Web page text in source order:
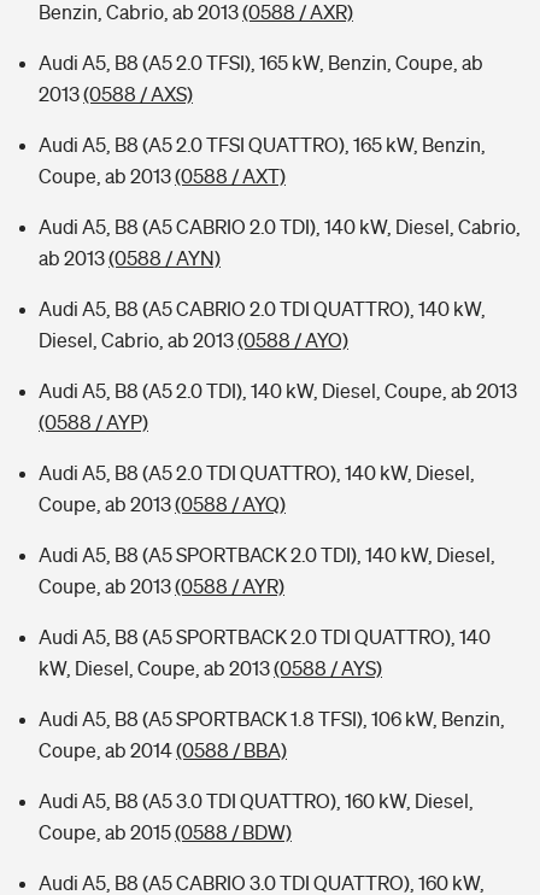
Benzin, Cabrio, ab 2013(0588 / AXR)
Audi A5, B8 (A5 2.0 TFSI), 165 kW, Benzin, Coupe, ab
2013(0588 / AXS)
Audi A5, B8 (A5 2.0 TFSI QUATTRO), 165 kW, Benzin,
Coupe, ab 2013(0588 / AXT)
Audi A5, B8 (A5 CABRIO 2.0 TDI), 140 kW, Diesel, Cabrio,
ab 2013(0588 / AYN)
Audi A5, B8 (A5 CABRIO 2.0 TDI QUATTRO), 140 kW,
Diesel, Cabrio, ab 2013(0588 / AYO)
Audi A5, B8 (A5 2.0 TDI), 140 kW, Diesel, Coupe, ab 2013
(0588 / AYP)
Audi A5, B8 (A5 2.0 TDI QUATTRO), 140 kW, Diesel,
Coupe, ab 2013(0588 / AYQ)
Audi A5, B8 (A5 SPORTBACK 2.0 TDI), 140 kW, Diesel,
Coupe, ab 2013(0588 / AYR)
Audi A5, B8 (A5 SPORTBACK 2.0 TDI QUATTRO), 140
kW, Diesel, Coupe, ab 2013(0588 / AYS)
Audi A5, B8 (A5 SPORTBACK 1.8 TFSI), 106 kW, Benzin,
Coupe, ab 2014(0588 / BBA)
Audi A5, B8 (A5 3.0 TDI QUATTRO), 160 kW, Diesel,
Coupe, ab 2015(0588 / BDW)
Audi A5, B8 (A5 CABRIO 3.0 TDI QUATTRO), 160 kW,